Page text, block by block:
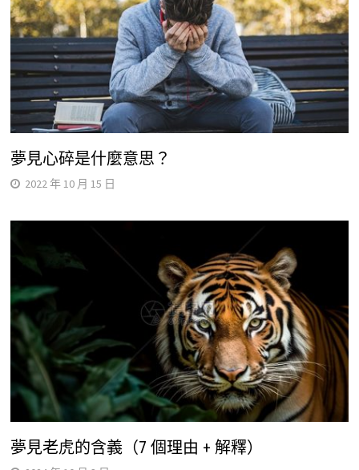
夢見心碎是什麼意思？
2022 年 10 月 15 日
夢見老虎的含義（7 個理由 + 解釋）